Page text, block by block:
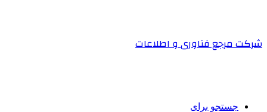
شرکت مرجع فناوری و اطلاعات
جستجو برای